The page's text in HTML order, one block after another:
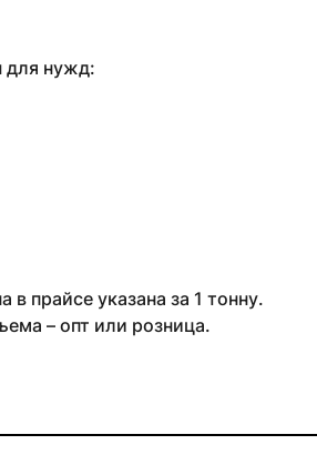
для нужд:
прайсе указана за 1 тонну.
– опт или розница.